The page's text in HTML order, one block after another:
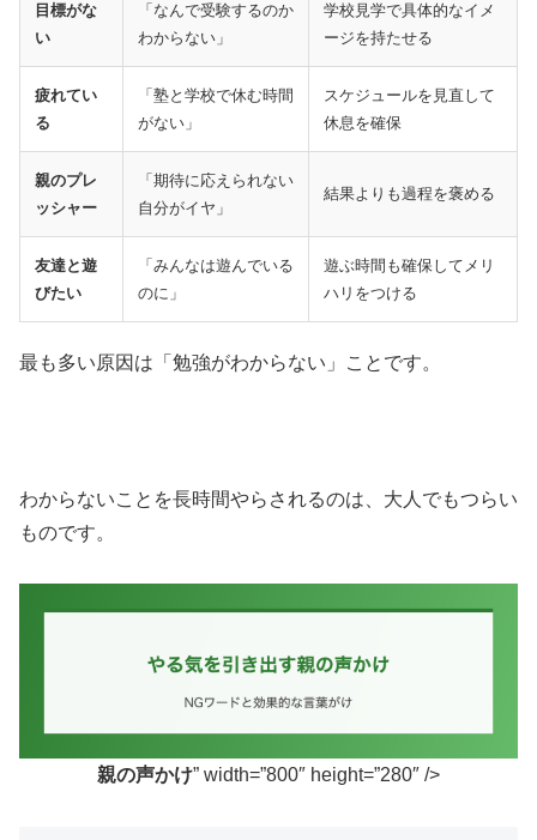
目標がな
い
「なんで受験するのか
わからない」
学校見学で具体的なイメ
ージを持たせる
疲れてい
る
「塾と学校で休む時間
がない」
スケジュールを見直して
休息を確保
親のプレ
ッシャー
「期待に応えられない
自分がイヤ」
結果よりも過程を褒める
友達と遊
びたい
「みんなは遊んでいる
のに」
遊ぶ時間も確保してメリ
ハリをつける
最も多い原因は「勉強がわからない」ことです。
わからないことを長時間やらされるのは、大人でもつらい
ものです。
親の声かけ” width=”800″ height=”280″ />